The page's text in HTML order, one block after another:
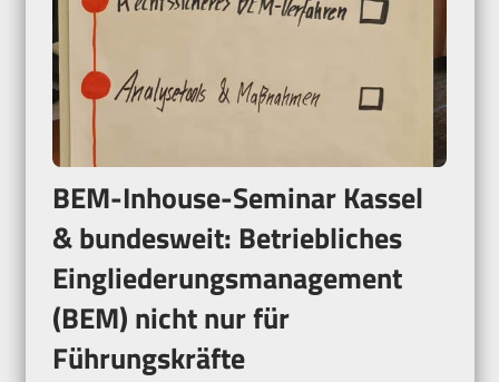
BEM-Inhouse-Seminar Kassel
& bundesweit: Betriebliches
Eingliederungsmanagement
(BEM) nicht nur für
Führungskräfte